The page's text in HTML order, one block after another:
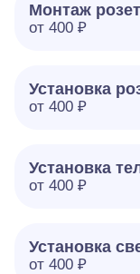
Монтаж
от 400 ₽
Установка
от 400 ₽
Установка
от 400 ₽
Установка
от 400 ₽